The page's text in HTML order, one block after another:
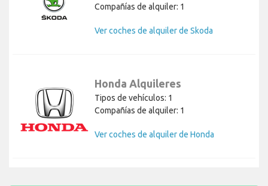
Compañías de alquiler: 1
Ver coches de alquiler de Skoda
Honda Alquileres
Tipos de vehículos: 1
Compañías de alquiler: 1
Ver coches de alquiler de Honda